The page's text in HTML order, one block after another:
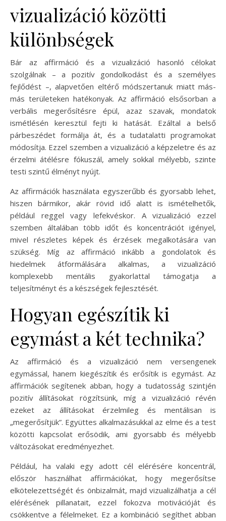
vizualizáció közötti
különbségek
Bár az affirmáció és a vizualizáció hasonló célokat
szolgálnak – a pozitív gondolkodást és a személyes
fejlődést –, alapvetően eltérő módszertanuk miatt más-
más területeken hatékonyak. Az affirmáció elsősorban a
verbális megerősítésre épül, azaz szavak, mondatok
ismétlésén keresztül fejti ki hatását. Ezáltal a belső
párbeszédet formálja át, és a tudatalatti programokat
módosítja. Ezzel szemben a vizualizáció a képzeletre és az
érzelmi átélésre fókuszál, amely sokkal mélyebb, szinte
testi szintű élményt nyújt.
Az affirmációk használata egyszerűbb és gyorsabb lehet,
hiszen bármikor, akár rövid idő alatt is ismételhetők,
például reggel vagy lefekvéskor. A vizualizáció ezzel
szemben általában több időt és koncentrációt igényel,
mivel részletes képek és érzések megalkotására van
szükség. Míg az affirmáció inkább a gondolatok és
hiedelmek átformálására alkalmas, a vizualizáció
komplexebb mentális gyakorlattal támogatja a
teljesítményt és a készségek fejlesztését.
Hogyan egészítik ki
egymást a két technika?
Az affirmáció és a vizualizáció nem versengenek
egymással, hanem kiegészítik és erősítik is egymást. Az
affirmációk segítenek abban, hogy a tudatosság szintjén
pozitív állításokat rögzítsünk, míg a vizualizáció révén
ezeket az állításokat érzelmileg és mentálisan is
„megerősítjük”. Együttes alkalmazásukkal az elme és a test
közötti kapcsolat erősödik, ami gyorsabb és mélyebb
változásokat eredményezhet.
Például, ha valaki egy adott cél elérésére koncentrál,
először használhat affirmációkat, hogy megerősítse
elkötelezettségét és önbizalmát, majd vizualizálhatja a cél
elérésének pillanatait, ezzel fokozva motivációját és
csökkentve a félelmeket. Ez a kombináció segíthet abban